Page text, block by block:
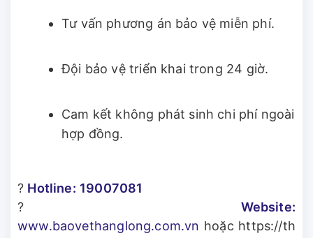
Tư vấn phương án bảo vệ miễn phí.
Đội bảo vệ triển khai trong 24 giờ.
Cam kết không phát sinh chi phí ngoài
hợp đồng.
? Hotline: 19007081
? Website:
www.baovethanglong.com.vn hoặc https://th